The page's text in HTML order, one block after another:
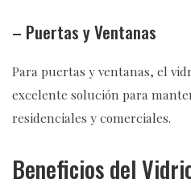
– Puertas y Ventanas
Para puertas y ventanas, el
excelente solución para
residenciales y comerciales.
Beneficios del